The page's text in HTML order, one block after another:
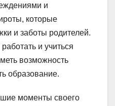
и
которые
и заботы родителей.
и учиться
возможность
образование.
моменты своего